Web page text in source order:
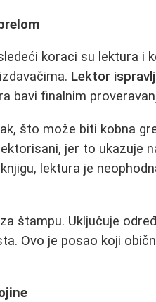
koraci su lektura i
Lektor
bavi finalnim
što može biti kobna
jer to ukazuje
lektura je
štampu. Uključuje
Ovo je posao koji